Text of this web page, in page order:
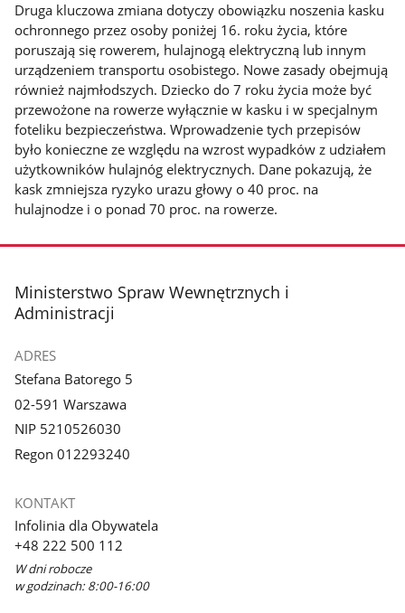
Druga kluczowa zmiana dotyczy obowiązku noszenia kasku
ochronnego przez osoby poniżej 16. roku życia, które
poruszają się rowerem, hulajnogą elektryczną lub innym
urządzeniem transportu osobistego. Nowe zasady obejmują
również najmłodszych. Dziecko do 7 roku życia może być
przewożone na rowerze wyłącznie w kasku i w specjalnym
foteliku bezpieczeństwa. Wprowadzenie tych przepisów
było konieczne ze względu na wzrost wypadków z udziałem
użytkowników hulajnóg elektrycznych. Dane pokazują, że
kask zmniejsza ryzyko urazu głowy o 40 proc. na
hulajnodze i o ponad 70 proc. na rowerze.
stopka
Ministerstwo Spraw Wewnętrznych i
Administracji
ADRES
Stefana Batorego 5
02-591 Warszawa
NIP 5210526030
Regon 012293240
KONTAKT
Infolinia dla Obywatela
+48 222 500 112
W dni robocze
w godzinach: 8:00-16:00